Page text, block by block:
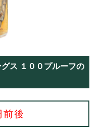
ス １００プルーフの
後